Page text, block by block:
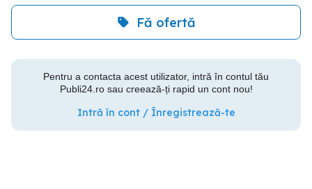
Fă ofertă
Pentru a contacta acest utilizator, intră în contul tău
Publi24.ro sau creează-ți rapid un cont nou!
Intră în cont / Înregistrează-te